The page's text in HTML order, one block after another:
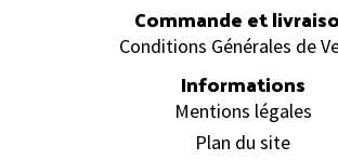
Commande et
Conditions Générales de
Informations
Mentions légales
Plan du site